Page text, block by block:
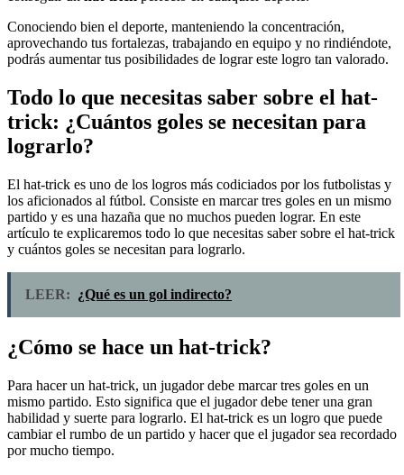
Conociendo bien el deporte, manteniendo la concentración,
aprovechando tus fortalezas, trabajando en equipo y no rindiéndote,
podrás aumentar tus posibilidades de lograr este logro tan valorado.
Todo lo que necesitas saber sobre el hat-
trick: ¿Cuántos goles se necesitan para
lograrlo?
El hat-trick es uno de los logros más codiciados por los futbolistas y
los aficionados al fútbol. Consiste en marcar tres goles en un mismo
partido y es una hazaña que no muchos pueden lograr. En este
artículo te explicaremos todo lo que necesitas saber sobre el hat-trick
y cuántos goles se necesitan para lograrlo.
LEER: ¿Qué es un gol indirecto?
¿Cómo se hace un hat-trick?
Para hacer un hat-trick, un jugador debe marcar tres goles en un
mismo partido. Esto significa que el jugador debe tener una gran
habilidad y suerte para lograrlo. El hat-trick es un logro que puede
cambiar el rumbo de un partido y hacer que el jugador sea recordado
por mucho tiempo.